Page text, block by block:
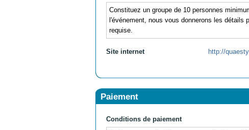
Constituez un groupe de 10 personnes
l'événement, nous vous donnerons les détails
requise.
Site internet http://
Paiement
Conditions de paiement